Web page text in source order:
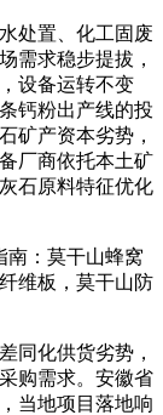
处置、化工固废
需求稳步提拔，
设备运转不变
钙粉出产线的投
矿产资本劣势，
厂商依托本土矿
石原料特征优化
：莫干山蜂窝
维板，莫干山防
化供货劣势，
购需求。安徽省
当地项目落地响